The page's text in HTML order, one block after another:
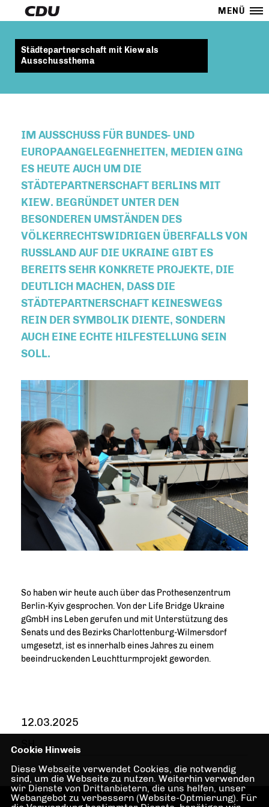
MENÜ
Städtepartnerschaft mit Kiew als
Ausschussthema
IM AUSSCHUSS FÜR BUNDES- UND
EUROPAANGELEGENHEITEN, MEDIEN GING
ES HEUTE AUCH UM DIE
STÄDTEPARTNERSCHAFT BERLINS MIT
KIEW. BEGRÜNDET UNTER DEN
BESONDEREN UMSTÄNDEN DES
VÖLKERRECHTSWIDRIGEN ÜBERFALLS VON
RUSSLAND AUF DIE UKRAINE GIBT ES
BEREITS SEHR KONKRETE PROJEKTE, DIE
DEUTLICH MACHEN, DASS DIE
STÄDTEPARTNERSCHAFT KEINESWEGS
REIN DER SYMBOLIK DIENTE, SONDERN
AUCH EINE ECHTE HILFESTELLUNG SEIN
SOLL.
So haben wir heute auch über das Prothesenzentrum
Berlin-Kyiv gesprochen. Von der Life Bridge Ukraine
gGmbH ins Leben gerufen und mit Unterstützung des
Senats und des Bezirks Charlottenburg-Wilmersdorf
umgesetzt, ist es innerhalb eines Jahres zu einem
beeindruckenden Leuchtturmprojekt geworden.
12.03.2025
SH
Cookie Hinweis
Diese Webseite verwendet Cookies, die notwendig
sind, um die Webseite zu nutzen. Weiterhin verwenden
wir Dienste von Drittanbietern, die uns helfen, unser
Webangebot zu verbessern (Website-Optmierung). Für